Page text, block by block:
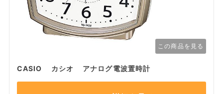
この商品を見る
CASIO カシオ アナログ電波置時計